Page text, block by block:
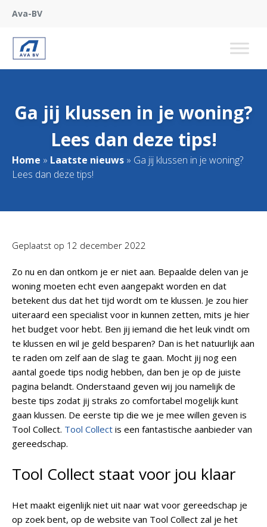
Ava-BV
Ga jij klussen in je woning?
Lees dan deze tips!
Home » Laatste nieuws » Ga jij klussen in je woning?
Lees dan deze tips!
Geplaatst op 12 december 2022
Zo nu en dan ontkom je er niet aan. Bepaalde delen van je
woning moeten echt even aangepakt worden en dat
betekent dus dat het tijd wordt om te klussen. Je zou hier
uiteraard een specialist voor in kunnen zetten, mits je hier
het budget voor hebt. Ben jij iemand die het leuk vindt om
te klussen en wil je geld besparen? Dan is het natuurlijk aan
te raden om zelf aan de slag te gaan. Mocht jij nog een
aantal goede tips nodig hebben, dan ben je op de juiste
pagina belandt. Onderstaand geven wij jou namelijk de
beste tips zodat jij straks zo comfortabel mogelijk kunt
gaan klussen. De eerste tip die we je mee willen geven is
Tool Collect. Tool Collect is een fantastische aanbieder van
gereedschap.
Tool Collect staat voor jou klaar
Het maakt eigenlijk niet uit naar wat voor gereedschap je
op zoek bent, op de website van Tool Collect zal je het